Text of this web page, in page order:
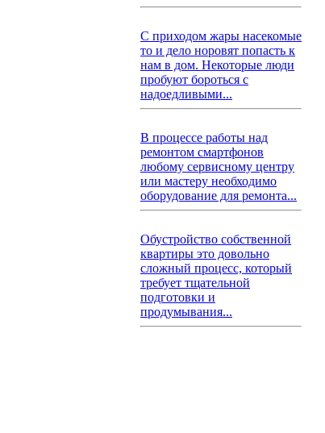
С приходом жары насекомые
то и дело норовят попасть к
нам в дом. Некоторые люди
пробуют бороться с
надоедливыми...
В процессе работы над
ремонтом смартфонов
любому сервисному центру
или мастеру необходимо
оборудование для ремонта...
Обустройство собственной
квартиры это довольно
сложный процесс, который
требует тщательной
подготовки и
продумывания...